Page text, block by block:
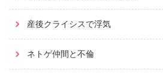
産後クライシスで浮気
ネトゲ仲間と不倫